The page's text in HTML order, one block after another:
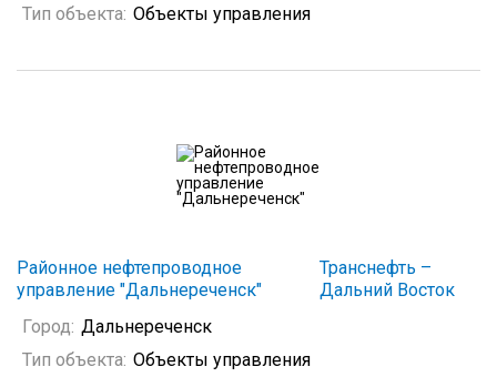
Тип объекта: Объекты управления
Районное нефтепроводное
управление "Дальнереченск"
Транснефть –
Дальний Восток
Город: Дальнереченск
Тип объекта: Объекты управления